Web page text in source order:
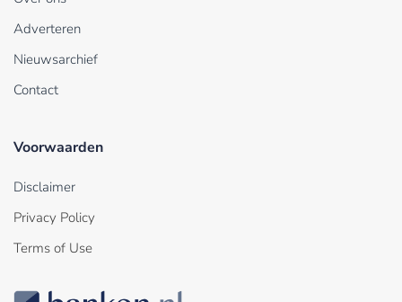
Adverteren
Nieuwsarchief
Contact
Voorwaarden
Disclaimer
Privacy Policy
Terms of Use